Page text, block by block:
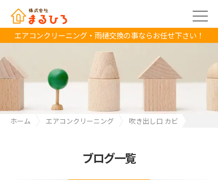
エアコンクリーニング・雨樋交換の事ならお任せ下さい！
ホーム エアコンクリーニング
吹き出し口 カビ
ブログ一覧